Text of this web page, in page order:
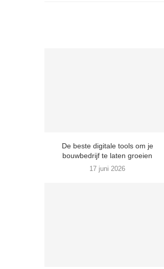
De beste digitale tools om je
bouwbedrijf te laten groeien
17 juni 2026